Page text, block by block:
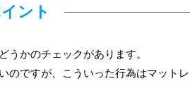
ント
かのチェックがあります。
のですが、こういった行為はマットレ